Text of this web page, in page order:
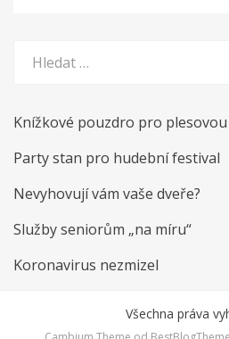
Knížkové pouzdro pro
Party stan pro hudební festival
Nevyhovují vám vaše dveře?
Služby seniorům „na míru“
Koronavirus nezmizel
Všechna práva